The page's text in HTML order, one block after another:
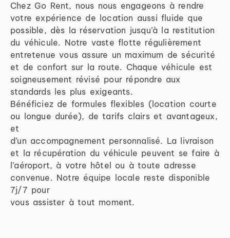
Chez Go Rent, nous nous engageons à rendre
votre expérience de location aussi fluide que
possible, dès la réservation jusqu’à la restitution
du véhicule. Notre vaste flotte régulièrement
entretenue vous assure un maximum de sécurité
et de confort sur la route. Chaque véhicule est
soigneusement révisé pour répondre aux
standards les plus exigeants.
Bénéficiez de formules flexibles (location courte
ou longue durée), de tarifs clairs et avantageux,
et
d’un accompagnement personnalisé. La livraison
et la récupération du véhicule peuvent se faire à
l’aéroport, à votre hôtel ou à toute adresse
convenue. Notre équipe locale reste disponible
7j/7 pour
vous assister à tout moment.